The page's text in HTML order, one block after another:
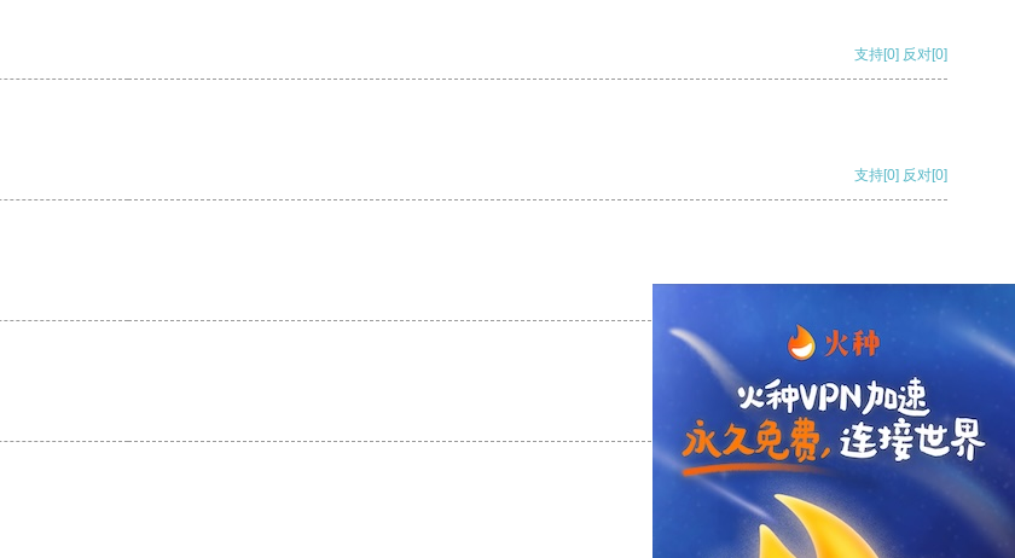
支持[0] 反对[0]
支持[0] 反对[0]
支持 [0] 反对 [0]
支持